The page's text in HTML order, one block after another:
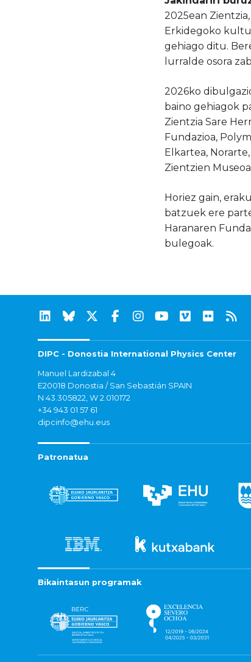
2025ean
Erkidegoko
gehiago ditu.
lurralde osora
2026ko
baino gehiagok
Zientzia Sare
Fundazioa,
Elkartea,
Zientzien
Horiez gain,
batzuek ere
Haranaren
bulegoak.
DIPC - Donostia International Physics Center
Manuel Lardizabal 4
E20018 Donostia / San Sebastián SPAIN
N 43.305822, W 2.010172
+34 943 01 57 61
dipcinfo@ehu.eus
Patronatua
Bikaintasun programak